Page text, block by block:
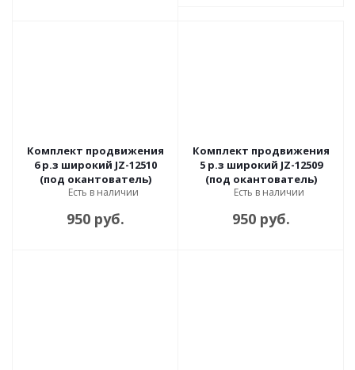
Комплект продвижения
6 р.з широкий JZ-12510
(под окантователь)
Есть в наличии
950 руб.
Комплект продвижения
5 р.з широкий JZ-12509
(под окантователь)
Есть в наличии
950 руб.